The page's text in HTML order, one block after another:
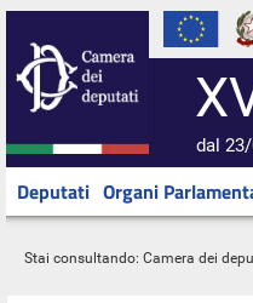
dal
Deputati Organi
Stai consultando: Camera dei